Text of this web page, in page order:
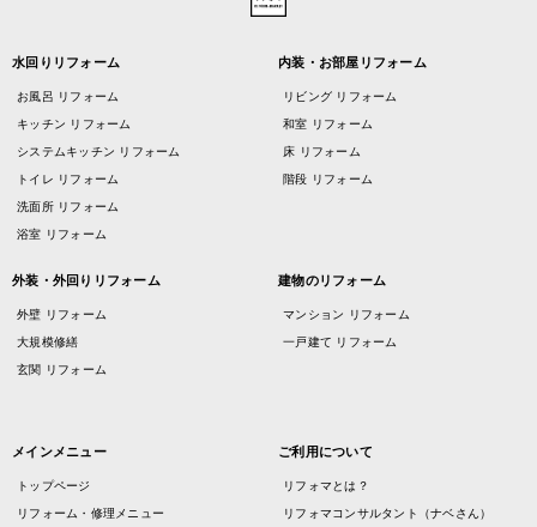
水回りリフォーム
お風呂 リフォーム
キッチン リフォーム
システムキッチン リフォーム
トイレ リフォーム
洗面所 リフォーム
浴室 リフォーム
内装・お部屋リフォーム
リビング リフォーム
和室 リフォーム
床 リフォーム
階段 リフォーム
外装・外回りリフォーム
外壁 リフォーム
大規模修繕
玄関 リフォーム
建物のリフォーム
マンション リフォーム
一戸建て リフォーム
メインメニュー
トップページ
リフォーム・修理メニュー
ご利用について
リフォマとは？
リフォマコンサルタント（ナベさん）